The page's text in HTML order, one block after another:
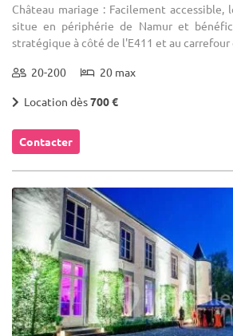
Château mariage : Facilement accessible,
situe en périphérie de Namur et
stratégique à côté de l'E411 et au carrefour
20-200 20 max
Location dès700 €
Contacter